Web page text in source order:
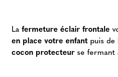
La fermeture éclair frontale
en place votre enfant puis de
cocon protecteur se fermant